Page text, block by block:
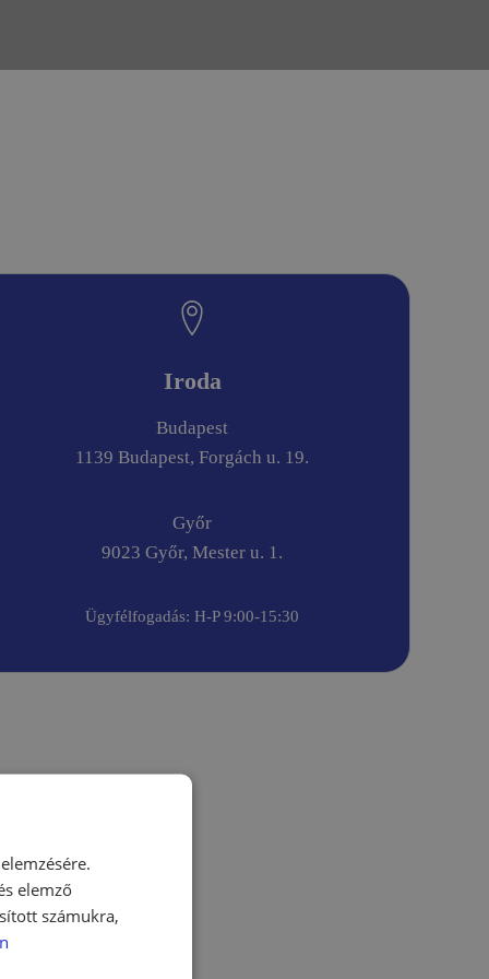
Iroda
Budapest
1139 Budapest, Forgách u. 19.
Győr
9023 Győr, Mester u. 1.
Ügyfélfogadás: H-P 9:00-15:30
elemző
számukra,